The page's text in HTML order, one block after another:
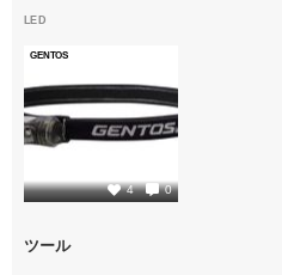
LED
GENTOS
4 0
ツール